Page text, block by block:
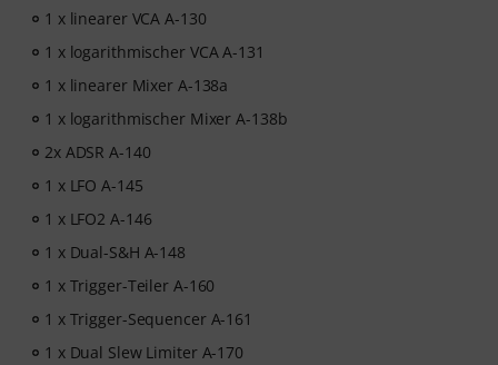
1 x linearer VCA A-130
1 x logarithmischer VCA A-131
1 x linearer Mixer A-138a
1 x logarithmischer Mixer A-138b
2x ADSR A-140
1 x LFO A-145
1 x LFO2 A-146
1 x Dual-S&H A-148
1 x Trigger-Teiler A-160
1 x Trigger-Sequencer A-161
1 x Dual Slew Limiter A-170